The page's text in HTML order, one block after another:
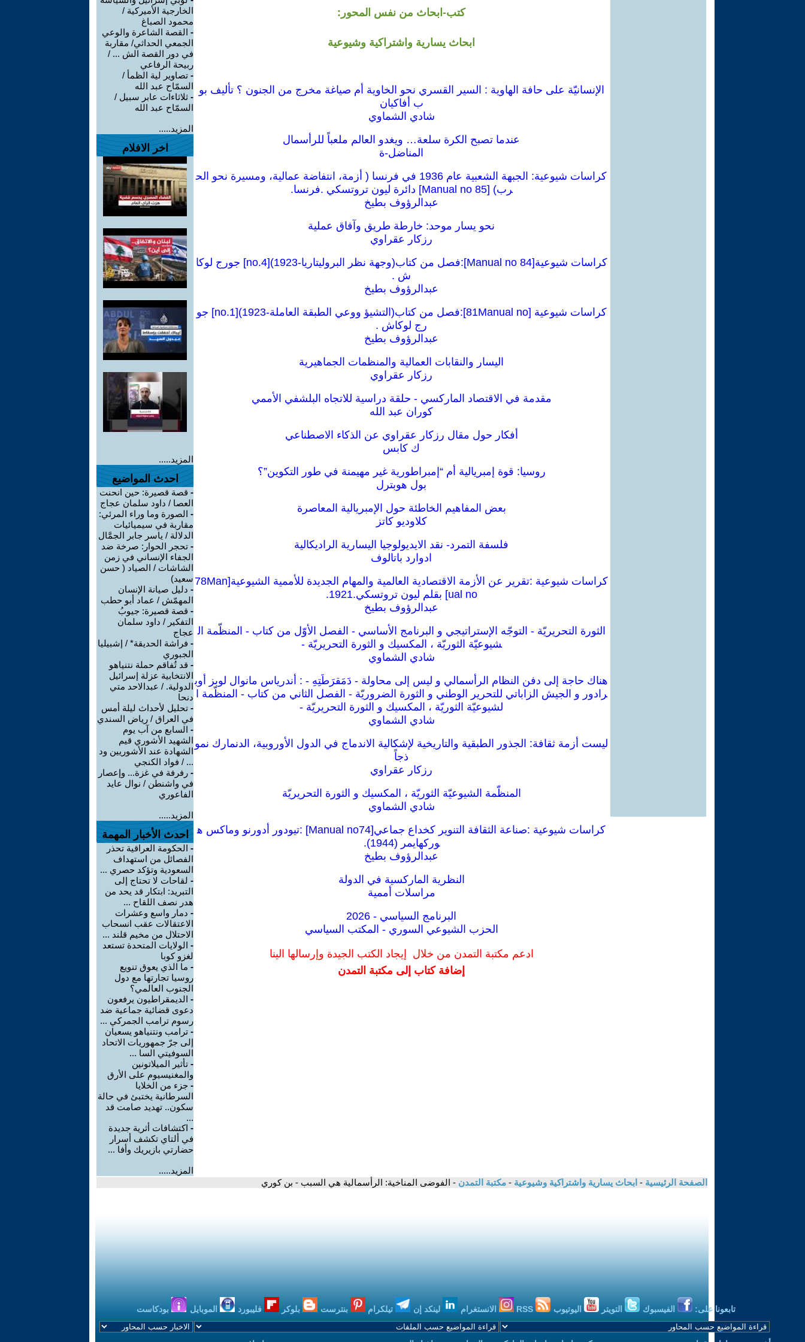
كتب-ابحاث من نفس المحور:
ابحاث يسارية واشتراكية وشيوعية
الإنسانيّة على حافة الهاوية : السير القسري نحو الخاوية أم صياغة مخرج من الجنون ؟ تأليف بو
ب أفاكيان
شادي الشماوي
عندما تصبح الكرة سلعة… ويغدو العالم ملعباً للرأسمال
المناضل-ة
كراسات شيوعية: الجبهة الشعبية عام 1936 في فرنسا ( أزمة، انتفاضة عمالية، ومسيرة نحو الح
رب) [85 Manual no] دائرة ليون تروتسكي .فرنسا.
عبدالرؤوف بطيخ
نحو يسار موحد: خارطة طريق وآفاق عملية
رزكار عقراوي
كراسات شيوعية[84 Manual no]:فصل من كتاب(وجهة نظر البروليتاريا-1923)[no.4] جورج لوكا
ش .
عبدالرؤوف بطيخ
كراسات شيوعية [81Manual no]:فصل من كتاب(التشيؤ ووعي الطبقة العاملة-1923)[no.1] جو
رج لوكاش .
عبدالرؤوف بطيخ
اليسار والنقابات العمالية والمنظمات الجماهيرية
رزكار عقراوي
مقدمة في الاقتصاد الماركسي - حلقة دراسية للاتجاه البلشفي الأممي
كوران عبد الله
أفكار حول مقال رزكار عقراوي عن الذكاء الاصطناعي
ك كابس
روسيا: قوة إمبريالية أم “إمبراطورية غير مهيمنة في طور التكوين”؟
بول هوبترل
بعض المفاهيم الخاطئة حول الإمبريالية المعاصرة
كلاوديو كاتز
فلسفة التمرد- نقد الايديولوجيا اليسارية الراديكالية
ادوارد باتالوف
كراسات شيوعية :تقرير عن الأزمة الاقتصادية العالمية والمهام الجديدة للأممية الشيوعية[78Man
ual no] بقلم ليون تروتسكي.1921.
عبدالرؤوف بطيخ
الثورة التحريريّة - التوجّه الإستراتيجي و البرنامج الأساسي - الفصل الأوّل من كتاب - المنظّمة ال
شيوعيّة الثوريّة ، المكسيك و الثورة التحريريّة -
شادي الشماوي
هناك حاجة إلى دفن النظام الرأسمالي و ليس إلى محاولة - دَمَقرَطَتِهِ - : أندرياس مانوال لوبز أوب
رادور و الجيش الزاباتي للتحرير الوطني و الثورة الضروريّة - الفصل الثاني من كتاب - المنظّمة ا
لشيوعيّة الثوريّة ، المكسيك و الثورة التحريريّة -
شادي الشماوي
ليست أزمة ثقافة: الجذور الطبقية والتاريخية لإشكالية الاندماج في الدول الأوروبية، الدنمارك نمو
ذجاً
رزكار عقراوي
المنظّمة الشيوعيّة الثوريّة ، المكسيك و الثورة التحريريّة
شادي الشماوي
كراسات شيوعية :صناعة الثقافة التنوير كخداع جماعي[Manual no74] :تيودور أدورنو وماكس ه
وركهايمر (1944).
عبدالرؤوف بطيخ
النظرية الماركسية في الدولة
مراسلات أممية
البرنامج السياسي - 2026
الحزب الشيوعي السوري - المكتب السياسي
ادعم مكتبة التمدن من خلال إيجاد الكتب الجيدة وإرسالها الينا
إضافة كتاب إلى مكتبة التمدن
الخارجية الأميركية /
محمود الصباغ
- القصة الشاعرة والوعي
الجمعي الحداثي/ مقاربة
في دور القصة الش ... /
ربيحة الرفاعي
- تصاوير لية الظمأ /
السمّاح عبد الله
- ثلاثاءات عابر سبيل /
السمّاح عبد الله
المزيد.....
اخر الافلام
المزيد.....
احدث المواضيع
- قصة قصيرة: حين انحنت
العصا / داود سلمان عجاج
- الصورة وما وراء المرئي:
مقاربة في سيميائيات
الدلالة / ياسر جابر الجمَّال
- تحجر الحوار: صرخة ضد
الجفاء الإنساني في زمن
الشاشات / الصياد ‏( حسن
سعيد‏)
- دليل صيانة الإنسان
المهمّش / عماد أبو حطب
- قصة قصيرة: جيوبُ
التفكير / داود سلمان
عجاج
- فراشة الحديقة* / إشبيليا
الجبوري
- قد تُفاقم حملة نتنياهو
الانتخابية عزلة إسرائيل
الدولية. / عبدالاحد متي
دنحا
- تحليل لأحداث ليلة أمس
في العراق / رياض السندي
- السابع من آب يوم
الشهيد الأشوري قيم
الشهادة عند الأشوريين ود
... / فواد الكنجي
- رفرفة في غزة... وإعصار
في واشنطن / نوال عايد
الفاعوري
المزيد.....
احدث الأخبار المهمة
- الحكومة العراقية تحذر
الفصائل من استهداف
السعودية وتؤكد حصري ...
- لقاحات لا تحتاج إلى
التبريد: ابتكار قد يحد من
هدر نصف اللقاح ...
- دمار واسع وعشرات
الاعتقالات عقب انسحاب
الاحتلال من مخيم قلند ...
- الولايات المتحدة تستعد
لغزو كوبا
- ما الذي يعوق تنويع
روسيا تجارتها مع دول
الجنوب العالمي؟
- الديمقراطيون يرفعون
دعوى قضائية جماعية ضد
رسوم ترامب الجمركي ...
- ترامب ونتنياهو يسعيان
إلى جرّ جمهوريات الاتحاد
السوفيتي السا ...
- تأثير الميلاتونين
والمغنيسيوم على الأرق
- جزء من الخلايا
السرطانية يختبئ في حالة
سكون.. تهديد صامت قد
...
- اكتشافات أثرية جديدة
في ألتاي تكشف أسرار
حضارتي بازيريك وأفا ...
المزيد.....
الصفحة الرئيسية - ابحاث يسارية واشتراكية وشيوعية - مكتبة التمدن - الفوضى المناخية: الرأسمالية هي السبب - بن كوري
تابعونا على: الفيسبوك التويتر اليوتيوب الانستغرام لينكد إن تيلكرام بنترست بلوكر فليبورد الموبايل بودكاست